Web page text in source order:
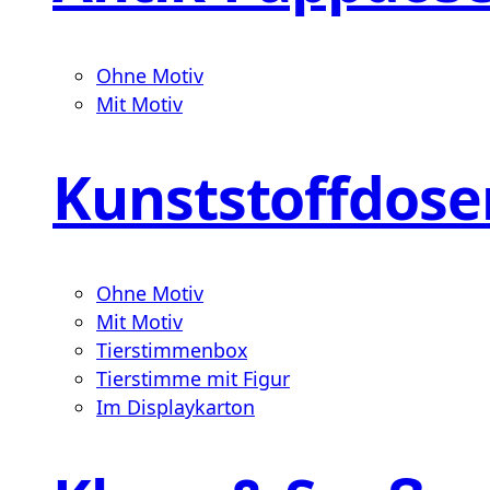
Ohne Motiv
Mit Motiv
Ohne Motiv
Mit Motiv
Tierstimmenbox
Tierstimme mit Figur
Im Displaykarton